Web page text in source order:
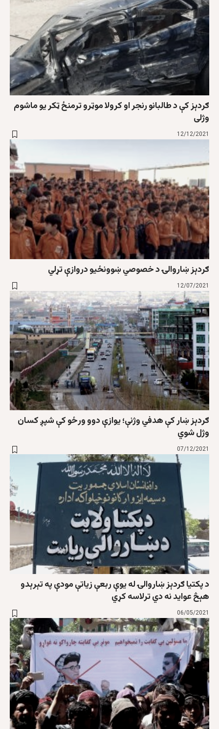
ګردېز کې د طالبانو رنجر او کرولا موټرو ترمنځ ټکر یو ماشوم
وژلی
12/12/2021
ګردېز ښاروالۍ د خصوصي ښوونځيو دروازې تړلي
12/07/2021
ګردېز ښار کې هدفي وژنې؛ یوازې دوو ورځو کې شپږ کسان
وژل شوي
07/12/2021
د پکتیا ګردېز ښاروالۍ له یوې ربعې زیاتې مودې په تېرېدو
هېڅ عواید نه دي ترلاسه کړي
06/05/2021